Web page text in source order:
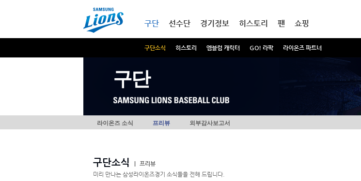
구단
구단소식 히스토리 엠블럼 캐릭터 GO! 라팍 라이온즈 파트너
선수단 경기정보 히스토리 팬 쇼핑
구단
라이온즈 소식 프리뷰 외부감사보고서
구단소식
프리뷰
미리 만나는 삼성라이온즈경기 소식들을 전해 드립니다.